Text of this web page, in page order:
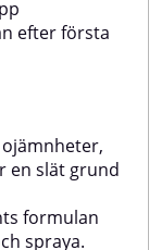
1K High Build
–
krävs, vilket
– kort
möjligt att arbeta
på stål,
aluminium,
gamla
efter första
en slät grund
formulan
spraya.